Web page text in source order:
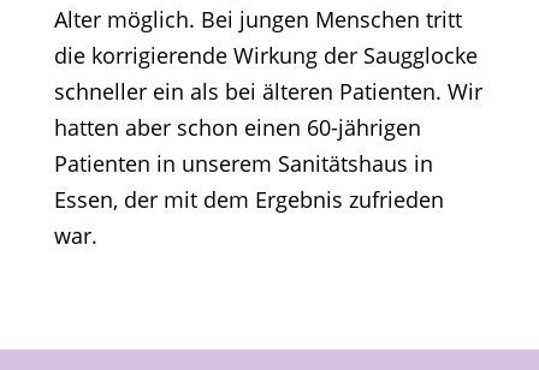
Alter möglich. Bei jungen Menschen tritt
die korrigierende Wirkung der Saugglocke
schneller ein als bei älteren Patienten. Wir
hatten aber schon einen 60-jährigen
Patienten in unserem Sanitätshaus in
Essen, der mit dem Ergebnis zufrieden
war.